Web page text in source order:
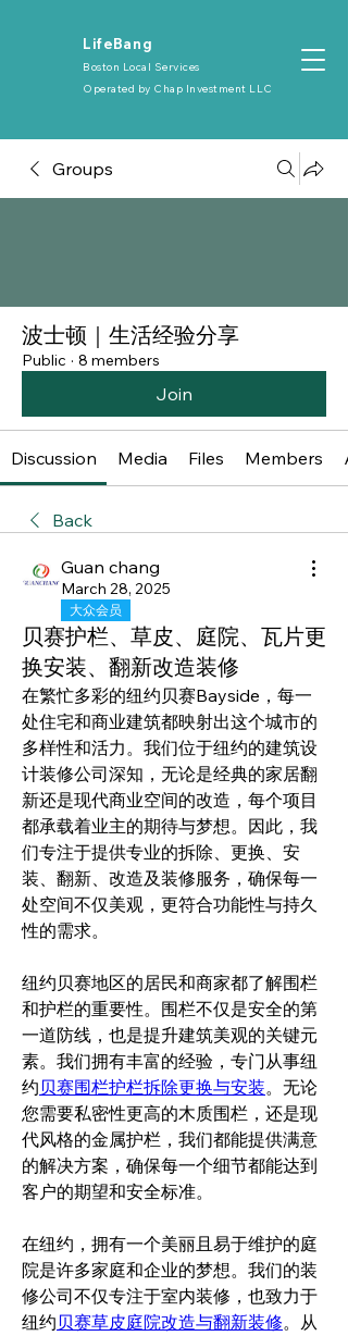
​LifeBang
Boston Local Services
Operated by Chap Investment LLC
Groups
波士顿｜生活经验分享
Public · 8 members
Join
Discussion Media Files Members
Back
Guan chang
March 28, 2025
大众会员
贝赛护栏、草皮、庭院、瓦片更
换安装、翻新改造装修
在繁忙多彩的纽约贝赛Bayside，每一
处住宅和商业建筑都映射出这个城市的
多样性和活力。我们位于纽约的建筑设
计装修公司深知，无论是经典的家居翻
新还是现代商业空间的改造，每个项目
都承载着业主的期待与梦想。因此，我
们专注于提供专业的拆除、更换、安
装、翻新、改造及装修服务，确保每一
处空间不仅美观，更符合功能性与持久
性的需求。
纽约贝赛地区的居民和商家都了解围栏
和护栏的重要性。围栏不仅是安全的第
一道防线，也是提升建筑美观的关键元
素。我们拥有丰富的经验，专门从事纽
约贝赛围栏护栏拆除更换与安装。无论
您需要私密性更高的木质围栏，还是现
代风格的金属护栏，我们都能提供满意
的解决方案，确保每一个细节都能达到
客户的期望和安全标准。
在纽约，拥有一个美丽且易于维护的庭
院是许多家庭和企业的梦想。我们的装
修公司不仅专注于室内装修，也致力于
纽约贝赛草皮庭院改造与翻新装修。从